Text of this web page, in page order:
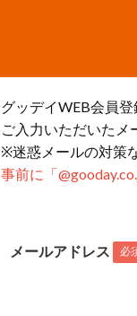
グッデイWEB会員
ご入力いただいたメ
※迷惑メールの対策
事前に「
メールアドレス 必